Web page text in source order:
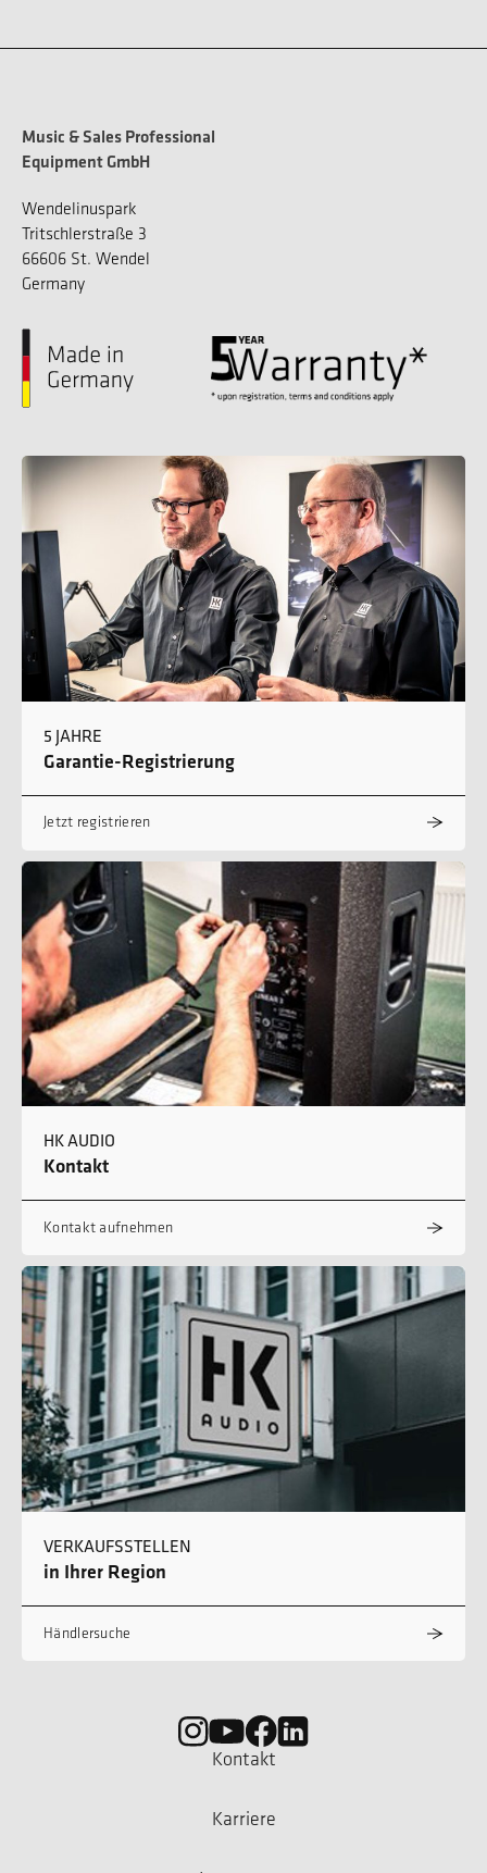
Music & Sales Professional
Equipment GmbH
Wendelinuspark
Tritschlerstraße 3
66606 St. Wendel
Germany
5 JAHRE
Garantie-Registrierung
Jetzt registrieren
HK AUDIO
Kontakt
Kontakt aufnehmen
VERKAUFSSTELLEN
in Ihrer Region
Händlersuche
Kontakt
Karriere